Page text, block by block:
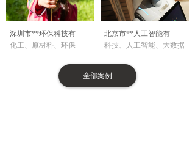
深圳市**环保科技有
化工、原材料、环保
北京市**人工智能有
科技、人工智能、大数据
全部案例